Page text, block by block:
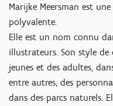
Marijke Meersman est
polyvalente.
Elle est un nom connu
illustrateurs. Son style de
jeunes et des adultes,
entre autres, des
dans des parcs naturels.